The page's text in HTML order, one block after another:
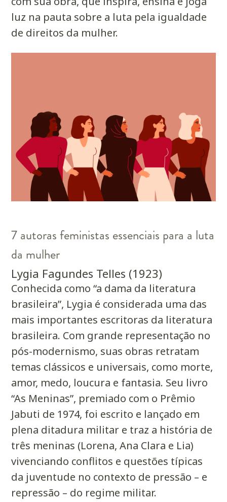
luz na pauta sobre a luta pela igualdade
de direitos da mulher.
7 autoras feministas essenciais para a luta
da mulher
Lygia Fagundes Telles (1923)
Conhecida como “a dama da literatura
brasileira”, Lygia é considerada uma das
mais importantes escritoras da literatura
brasileira. Com grande representação no
pós-modernismo, suas obras retratam
temas clássicos e universais, como morte,
amor, medo, loucura e fantasia. Seu livro
“As Meninas”, premiado com o Prêmio
Jabuti de 1974, foi escrito e lançado em
plena ditadura militar e traz a história de
três meninas (Lorena, Ana Clara e Lia)
vivenciando conflitos e questões típicas
da juventude no contexto de pressão – e
repressão – do regime militar.